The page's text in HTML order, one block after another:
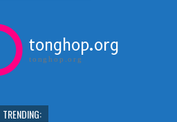
tonghop.org
tonghop.org
TRENDING: